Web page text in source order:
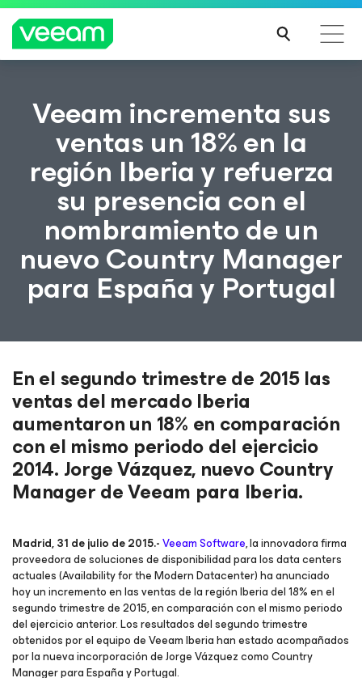
Guía de Veeam para los clientes afectados por la
actualización de contenido de CrowdStrike
RMA
Veeam incrementa sus
ventas un 18% en la
región Iberia y refuerza
su presencia con el
nombramiento de un
nuevo Country Manager
para España y Portugal
En el segundo trimestre de 2015 las
ventas del mercado Iberia
aumentaron un 18% en comparación
con el mismo periodo del ejercicio
2014. Jorge Vázquez, nuevo Country
Manager de Veeam para Iberia.
Madrid, 31 de julio de 2015.-Veeam Software, la innovadora firma
proveedora de soluciones de disponibilidad para los data centers
actuales (Availability for the Modern Datacenter) ha anunciado
hoy un incremento en las ventas de la región Iberia del 18% en el
segundo trimestre de 2015, en comparación con el mismo periodo
del ejercicio anterior. Los resultados del segundo trimestre
obtenidos por el equipo de Veeam Iberia han estado acompañados
por la nueva incorporación de Jorge Vázquez como Country
Manager para España y Portugal.